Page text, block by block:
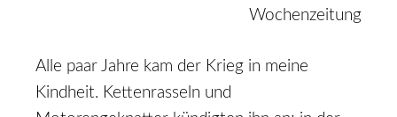
Wochenzeitung
Alle paar Jahre kam der Krieg in meine
Kindheit. Kettenrasseln und